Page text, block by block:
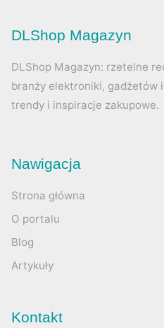
DLShop Magazyn
DLShop Magazyn: rzetelne
branży elektroniki, gadżetów
trendy i inspiracje zakupowe.
Nawigacja
Strona główna
O portalu
Blog
Artykuły
Kontakt